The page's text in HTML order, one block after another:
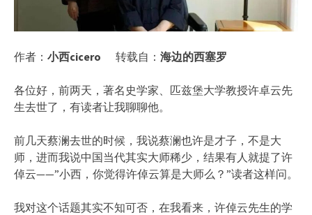
作者： 小西cicero 转载自： 海边的西塞罗
各位好，前两天，著名史学家、匹兹堡大学教授许卓云先
生去世了，有读者让我聊聊他。
前几天蔡澜去世的时候，我说蔡澜也许是才子，不是大
师，进而我说中国当代其实大师稀少，结果有人就提了许
倬云——”小西，你觉得许倬云算是大师么？”读者这样问。
我对这个话题其实不知可否，在我看来，许倬云先生的学